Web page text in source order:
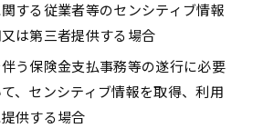
する従業者等のセンシティブ情報
は第三者提供する場合
う保険金支払事務等の遂行に必要
、センシティブ情報を取得、利用
供する場合